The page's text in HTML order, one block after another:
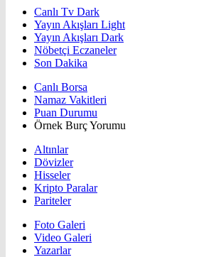
Canlı Tv Dark
Yayın Akışları Light
Yayın Akışları Dark
Nöbetçi Eczaneler
Son Dakika
Canlı Borsa
Namaz Vakitleri
Puan Durumu
Örnek Burç Yorumu
Altınlar
Dövizler
Hisseler
Kripto Paralar
Pariteler
Foto Galeri
Video Galeri
Yazarlar